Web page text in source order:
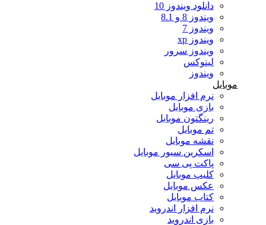
دانلود ویندوز 10
ویندوز 8 و 8.1
ویندوز 7
ویندوز xp
ویندوز سرور
لینوکس
ویندوز
موبایل
نرم افزار موبایل
بازی موبایل
رینگتون موبایل
تم موبایل
نقشه موبایل
اسکرین سیور موبایل
پاکت پی سی
کلیپ موبایل
عکس موبایل
کتاب موبایل
نرم افزار اندروید
بازی اندروید